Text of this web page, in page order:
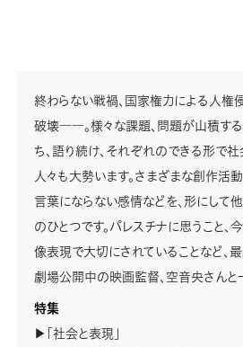
終わらない戦禍、国家権力による人権
破壊――。様々な課題、問題が山積す
ち、語り続け、それぞれのできる形で
人々も大勢います。さまざまな創作活動
言葉にならない感情などを、形にして
のひとつです。パレスチナに思うこと、
像表現で大切にされていることなど、
劇場公開中の映画監督、空音央さんと
特集
▶「社会と表現」